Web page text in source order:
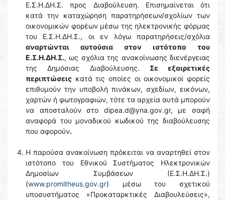
Ε.Σ.Η.ΔΗ.Σ. προς Διαβούλευση. Επισημαίνεται ότι
κατά την καταχώρηση παρατηρήσεων/σχολίων των
οικονομικών φορέων μέσω της ηλεκτρονικής φόρμας
του Ε.Σ.Η.ΔΗ.Σ., οι εν λόγω παρατηρήσεις/σχόλια
αναρτώνται αυτούσια στον ιστότοπο του
Ε.Σ.Η.ΔΗ.Σ., ως σχόλια της ανακοίνωσης διενέργειας
της Δημόσιας Διαβούλευσης. Σε εξαιρετικές
περιπτώσεις κατά τις οποίες οι οικονομικοί φορείς
επιθυμούν την υποβολή πινάκων, σχεδίων, εικόνων,
χαρτών ή φωτογραφιών, τότε τα αρχεία αυτά μπορούν
να αποσταλούν στο dipea.d@yna.gov.gr, με σαφή
αναφορά του μοναδικού κωδικού της διαβούλευσης
που αφορούν.
Η παρούσα ανακοίνωση πρόκειται να αναρτηθεί στον
ιστότοπο του Εθνικού Συστήματος Ηλεκτρονικών
Δημοσίων Συμβάσεων (Ε.Σ.Η.ΔΗ.Σ.)
(www.promitheus.gov.gr) μέσω του σχετικού
υποσυστήματος «Προκαταρκτικές Διαβουλεύσεις»,